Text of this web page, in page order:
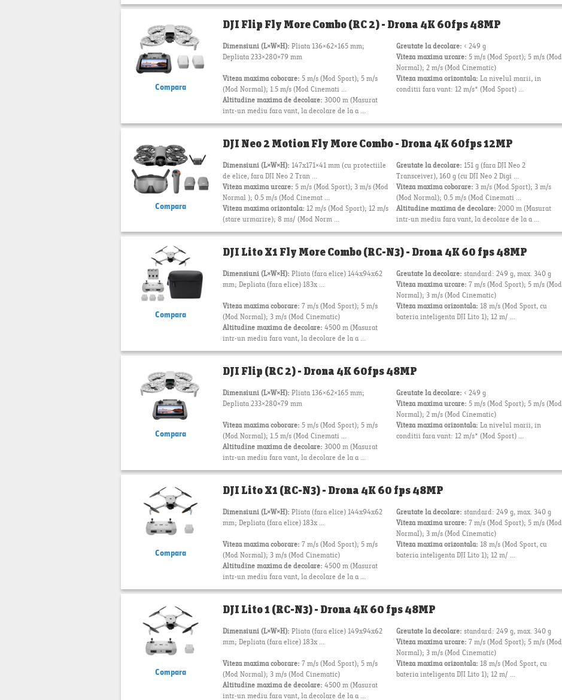
Compara
DJI Flip Fly More Combo (RC 2) - Drona 4K 60fps 48MP
Dimensiuni (L×W×H):Pliata 136×62×165 mm;
Depliata 233×280×79 mm
Greutate la decolare: < 249 g
Viteza maxima urcare:5 m/s (Mod Sport); 5 m/s (Mod
Normal); 2 m/s (Mod Cinematic)
Viteza maxima coborare:5 m/s (Mod Sport); 5 m/s
(Mod Normal); 1.5 m/s (Mod Cinemati ...
Viteza maxima orizontala:La nivelul marii, in
conditii fara vant: 12 m/s* (Mod Sport) ...
Altitudine maxima de decolare:3000 m (Masurat
intr-un mediu fara vant, la decolare de la a ...
Compara
DJI Neo 2 Motion Fly More Combo - Drona 4K 60fps 12MP
Dimensiuni (L×W×H): 147x171×41 mm (cu protectiile
de elice, fara DJI Neo 2 Tran ...
Greutate la decolare: 151 g (fara DJI Neo 2
Transceiver), 160 g (cu DJI Neo 2 Digi ...
Viteza maxima urcare:5 m/s (Mod Sport); 3 m/s (Mod
Normal ); 0.5 m/s (Mod Cinemat ...
Viteza maxima coborare:3 m/s (Mod Sport); 3 m/s
(Mod Normal); 0.5 m/s (Mod Cinemati ...
Viteza maxima orizontala: 12 m/s (Mod Sport); 12 m/s
(stare urmarire); 8 ms/ (Mod Norm ...
Altitudine maxima de decolare:2000 m (Masurat
intr-un mediu fara vant, la decolare de la a ...
Compara
DJI Lito X1 Fly More Combo (RC-N3) - Drona 4K 60 fps 48MP
Dimensiuni (L×W×H):Pliata (fara elice) 144x94x62
mm; Depliata (fara elice) 183x ...
Greutate la decolare:standard: 249 g, max. 340 g
Viteza maxima urcare:7 m/s (Mod Sport); 5 m/s (Mod
Normal); 3 m/s (Mod Cinematic)
Viteza maxima coborare:7 m/s (Mod Sport); 5 m/s
(Mod Normal); 3 m/s (Mod Cinematic)
Viteza maxima orizontala: 18 m/s (Mod Sport, cu
bateria inteligenta DJI Lito 1); 12 m/ ...
Altitudine maxima de decolare:4500 m (Masurat
intr-un mediu fara vant, la decolare de la a ...
Compara
DJI Flip (RC 2) - Drona 4K 60fps 48MP
Dimensiuni (L×W×H):Pliata 136×62×165 mm;
Depliata 233×280×79 mm
Greutate la decolare: < 249 g
Viteza maxima urcare:5 m/s (Mod Sport); 5 m/s (Mod
Normal); 2 m/s (Mod Cinematic)
Viteza maxima coborare:5 m/s (Mod Sport); 5 m/s
(Mod Normal); 1.5 m/s (Mod Cinemati ...
Viteza maxima orizontala:La nivelul marii, in
conditii fara vant: 12 m/s* (Mod Sport) ...
Altitudine maxima de decolare:3000 m (Masurat
intr-un mediu fara vant, la decolare de la a ...
Compara
DJI Lito X1 (RC-N3) - Drona 4K 60 fps 48MP
Dimensiuni (L×W×H):Pliata (fara elice) 144x94x62
mm; Depliata (fara elice) 183x ...
Greutate la decolare:standard: 249 g, max. 340 g
Viteza maxima urcare:7 m/s (Mod Sport); 5 m/s (Mod
Normal); 3 m/s (Mod Cinematic)
Viteza maxima coborare:7 m/s (Mod Sport); 5 m/s
(Mod Normal); 3 m/s (Mod Cinematic)
Viteza maxima orizontala: 18 m/s (Mod Sport, cu
bateria inteligenta DJI Lito 1); 12 m/ ...
Altitudine maxima de decolare:4500 m (Masurat
intr-un mediu fara vant, la decolare de la a ...
Compara
DJI Lito 1 (RC-N3) - Drona 4K 60 fps 48MP
Dimensiuni (L×W×H):Pliata (fara elice) 149x94x62
mm; Depliata (fara elice) 183x ...
Greutate la decolare:standard: 249 g, max. 340 g
Viteza maxima urcare:7 m/s (Mod Sport); 5 m/s (Mod
Normal); 3 m/s (Mod Cinematic)
Viteza maxima coborare:7 m/s (Mod Sport); 5 m/s
(Mod Normal); 3 m/s (Mod Cinematic)
Viteza maxima orizontala: 18 m/s (Mod Sport, cu
bateria inteligenta DJI Lito 1); 12 m/ ...
Altitudine maxima de decolare:4500 m (Masurat
intr-un mediu fara vant, la decolare de la a ...